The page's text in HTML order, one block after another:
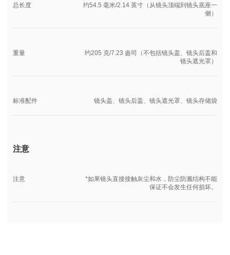
总长度
约54.5 毫米/2.14 英寸（从镜头顶端到镜头底座一
侧）
重量
约205 克/7.23 盎司（不包括镜头盖、镜头后盖和
镜头遮光罩）
标准配件 镜头盖、镜头后盖、镜头遮光罩、镜头存储袋
注意
注意
*如果镜头直接接触灰尘和水，防尘防溅结构不能
保证不会发生任何损坏。